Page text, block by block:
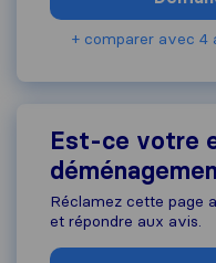
+ comparer avec 4
Est-ce votre
Réclamez cette page
et répondre aux avis.